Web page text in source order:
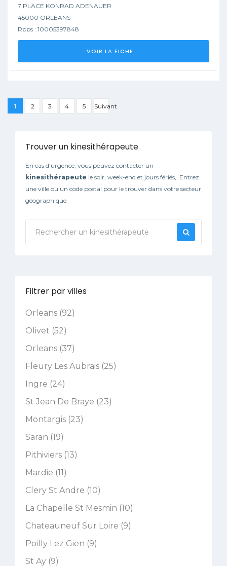
7 PLACE KONRAD ADENAUER
45000 ORLEANS
Rpps : 10005397848
VOIR LA FICHE
1 2 3 4 5 Suivant
Trouver un kinesithérapeute
En cas d'urgence, vous pouvez contacter un
kinesithérapeute le soir, week-end et jours fériés,. Entrez
une ville ou un code postal pour le trouver dans votre secteur
géographique.
Filtrer par villes
Orleans (92)
Olivet (52)
Orleans (37)
Fleury Les Aubrais (25)
Ingre (24)
St Jean De Braye (23)
Montargis (23)
Saran (19)
Pithiviers (13)
Mardie (11)
Clery St Andre (10)
La Chapelle St Mesmin (10)
Chateauneuf Sur Loire (9)
Poilly Lez Gien (9)
St Ay (9)